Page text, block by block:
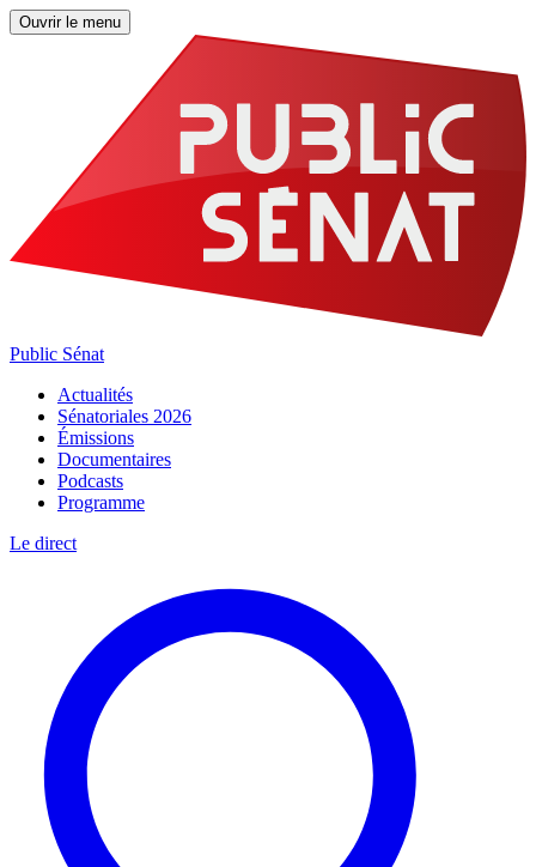
Ouvrir le menu
Public Sénat
Actualités
Sénatoriales 2026
Émissions
Documentaires
Podcasts
Programme
Le direct